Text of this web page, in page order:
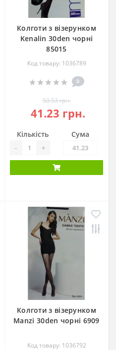
Колготи з візерунком
Kenalin 30den чорні
85015
Код товару: 1036789
0
50.53 грн.
41.23 грн.
Кількість
- +
Сума
Колготи з візерунком
Manzi 30den чорні 6909
Код товару: 1036792